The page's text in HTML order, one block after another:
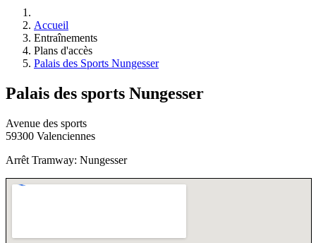
Accueil
Entraînements
Plans d'accès
Palais des Sports Nungesser
Palais des sports Nungesser
Avenue des sports
59300 Valenciennes
Arrêt Tramway: Nungesser